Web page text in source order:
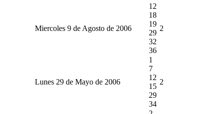
Miercoles 9 de Agosto de 2006
12
18
19
29
32
36
2
Lunes 29 de Mayo de 2006
1
7
12
15
29
34
2